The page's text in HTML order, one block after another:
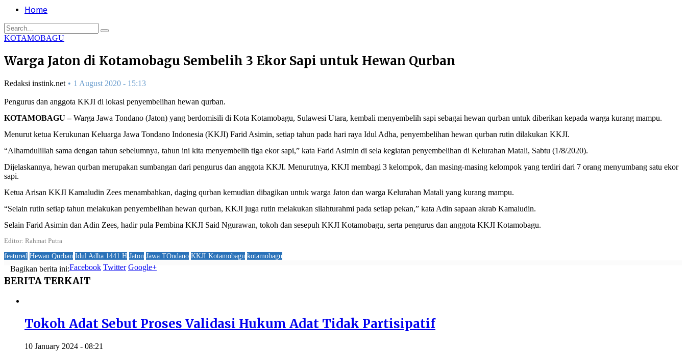
Home
KOTAMOBAGU
Warga Jaton di Kotamobagu Sembelih 3 Ekor Sapi untuk Hewan Qurban
Redaksi instink.net 1 August 2020 - 15:13
Pengurus dan anggota KKJI di lokasi penyembelihan hewan qurban.
KOTAMOBAGU –Warga Jawa Tondano (Jaton) yang berdomisili di Kota Kotamobagu, Sulawesi Utara, kembali menyembelih sapi sebagai hewan qurban untuk diberikan kepada warga kurang mampu.
Menurut ketua Kerukunan Keluarga Jawa Tondano Indonesia (KKJI) Farid Asimin, setiap tahun pada hari raya Idul Adha, penyembelihan hewan qurban rutin dilakukan KKJI.
“Alhamdulillah sama dengan tahun sebelumnya, tahun ini kita menyembelih tiga ekor sapi,” kata Farid Asimin di sela kegiatan penyembelihan di Kelurahan Matali, Sabtu (1/8/2020).
Dijelaskannya, hewan qurban merupakan sumbangan dari pengurus dan anggota KKJI. Menurutnya, KKJI membagi 3 kelompok, dan masing-masing kelompok yang terdiri dari 7 orang menyumbang satu ekor
sapi.
Ketua Arisan KKJI Kamaludin Zees menambahkan, daging qurban kemudian dibagikan untuk warga Jaton dan warga Kelurahan Matali yang kurang mampu.
“Selain rutin setiap tahun melakukan penyembelihan hewan qurban, KKJI juga rutin melakukan silahturahmi pada setiap pekan,” kata Adin sapaan akrab Kamaludin.
Selain Farid Asimin dan Adin Zees, hadir pula Pembina KKJI Said Ngurawan, tokoh dan sesepuh KKJI Kotamobagu, serta pengurus dan anggota KKJI Kotamobagu.
Editor: Rahmat Putra
featured Hewan Qurban Idul Adha 1441 H Jaton Jawa TOndano KKJI Kotamobagu kotamobagu
Bagikan berita ini:Facebook Twitter Google+
BERITA TERKAIT
Tokoh Adat Sebut Proses Validasi Hukum Adat Tidak Partisipatif
10 January 2024 - 08:21